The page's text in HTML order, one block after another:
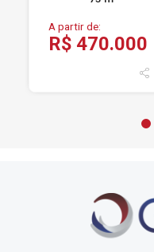
A partir de:
R$ 470.000